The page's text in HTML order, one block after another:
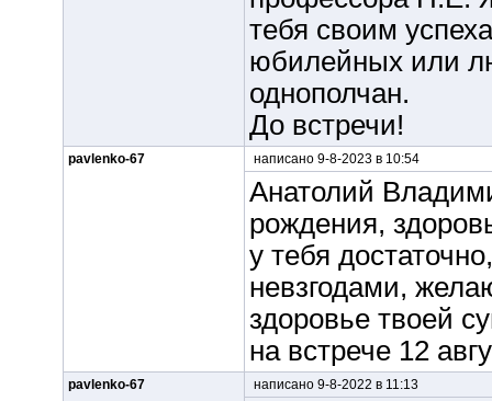
тебя своим
юбилейных или
однополчан.
До встречи!
pavlenko-67 написано 9-8-2023 в 10:54
Анатолий
рождения,
у тебя
невзгодами,
здоровье твоей
на встрече 12
pavlenko-67 написано 9-8-2022 в 11:13